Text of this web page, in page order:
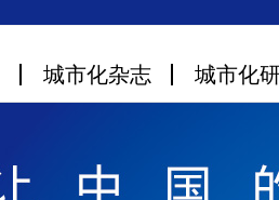
城市化杂志 城市化